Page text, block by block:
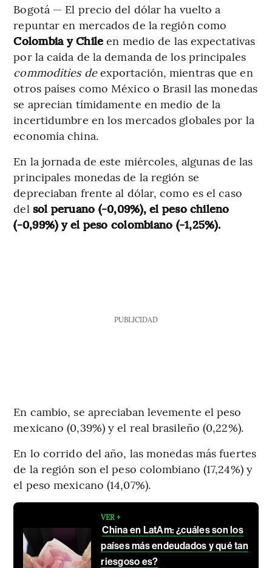
Bogotá — El precio del dólar ha vuelto a
repuntar en mercados de la región como
Colombia y Chile en medio de las expectativas
por la caída de la demanda de los principales
commodities deexportación, mientras que en
otros países como México o Brasil las monedas
se aprecian tímidamente en medio de la
incertidumbre en los mercados globales por la
economía china.
En la jornada de este miércoles, algunas de las
principales monedas de la región se
depreciaban frente al dólar, como es el caso
del sol peruano (-0,09%), el peso chileno
(-0,99%) y el peso colombiano (-1,25%).
PUBLICIDAD
En cambio, se apreciaban levemente el peso
mexicano (0,39%) y el real brasileño (0,22%).
En lo corrido del año, las monedas más fuertes
de la región son el peso colombiano (17,24%) y
el peso mexicano (14,07%).
VER +
China en LatAm: ¿cuáles son los
países más endeudados y qué tan
riesgoso es?